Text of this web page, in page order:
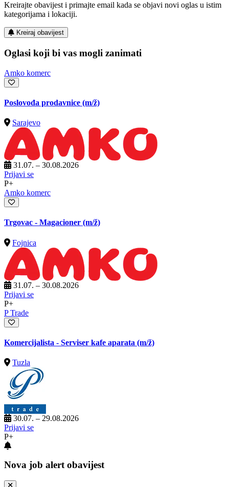
Kreirajte obavijest i primajte email kada se objavi novi oglas u istim
kategorijama i lokaciji.
Kreiraj obavijest
Oglasi koji bi vas mogli zanimati
Amko komerc
Poslovođa prodavnice (m/ž)
Sarajevo
31.07. – 30.08.2026
Prijavi se
P+
Amko komerc
Trgovac - Magacioner (m/ž)
Fojnica
31.07. – 30.08.2026
Prijavi se
P+
P Trade
Komercijalista - Serviser kafe aparata (m/ž)
Tuzla
30.07. – 29.08.2026
Prijavi se
P+
Nova job alert obavijest